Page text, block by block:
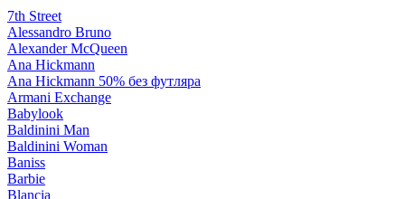
7th Street
Alessandro Bruno
Alexander McQueen
Ana Hickmann
Ana Hickmann 50% без футляра
Armani Exchange
Babylook
Baldinini Man
Baldinini Woman
Baniss
Barbie
Blancia